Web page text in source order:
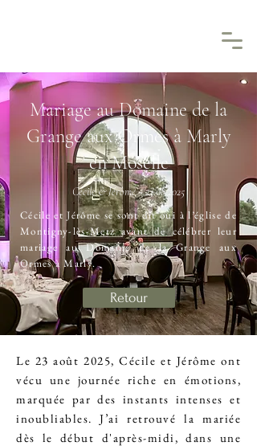
Mariage au Domaine de la
Grange aux Ormes à Marly
en Moselle
Cécile & Jérôme ~23.08.2025
Cécile et Jérôme se sont dit oui à l’église de
Montigny-lès-Metz avant de célébrer leur
mariage au Domaine de la Grange aux
Ormes à Marly.
Retour
Le 23 août 2025, Cécile et Jérôme ont
vécu une journée riche en émotions,
marquée par des instants intenses et
inoubliables. J’ai retrouvé la mariée
dès le début d'après-midi, dans une